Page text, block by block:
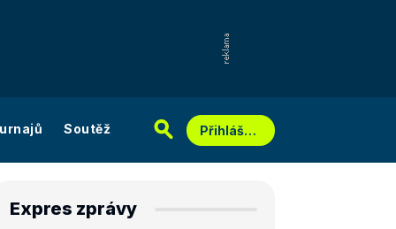
Soutěž Přihlášení
Expres zprávy